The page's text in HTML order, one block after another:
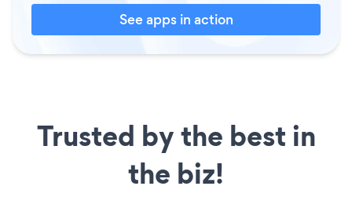
See apps in action
Trusted by the best in
the biz!